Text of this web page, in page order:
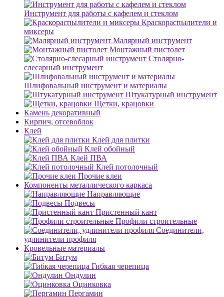
Инструмент для работы с кафелем и стеклом
Краскораспылители и
миксеры
Малярный инструмент
Монтажный пистолет
Столярно-
слесарный инструмент
Шлифовальный инструмент и материалы
Штукатурный инструмент
Щетки, крацовки
Камень декоративный
Кирпич, отсевоблок
Клей
Клей для плитки
Клей обойный
Клей ПВА
Клей потолочный
Прочие клеи
Компоненты металлического каркаса
Направляющие
Подвесы
Пристенный кант
Профили строительные
Соединители,
удлинители профиля
Кровельные материалы
Битум
Гибкая черепица
Ондулин
Оцинковка
Пергамин